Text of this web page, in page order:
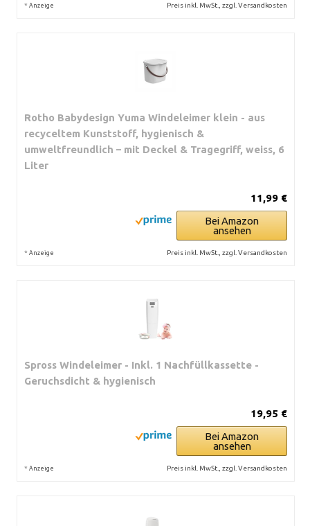
* Anzeige Preis inkl. MwSt., zzgl. Versandkosten
Rotho Babydesign Yuma Windeleimer klein - aus
recyceltem Kunststoff, hygienisch &
umweltfreundlich – mit Deckel & Tragegriff, weiss, 6
Liter
11,99 €
Bei Amazon
ansehen
* Anzeige Preis inkl. MwSt., zzgl. Versandkosten
Spross Windeleimer - Inkl. 1 Nachfüllkassette -
Geruchsdicht & hygienisch
19,95 €
Bei Amazon
ansehen
* Anzeige Preis inkl. MwSt., zzgl. Versandkosten